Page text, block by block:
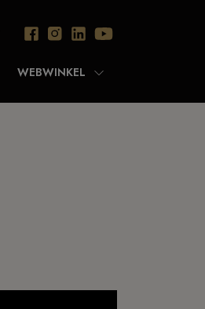
WEBWINKEL